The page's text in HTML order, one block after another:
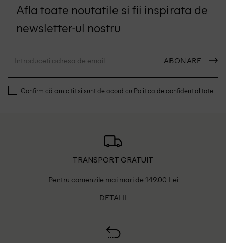
Afla toate noutatile si fii inspirata de
newsletter-ul nostru
ABONARE
Confirm că am citit și sunt de acord cu Politica de confidentialitate
TRANSPORT GRATUIT
Pentru comenzile mai mari de 149.00 Lei
DETALII